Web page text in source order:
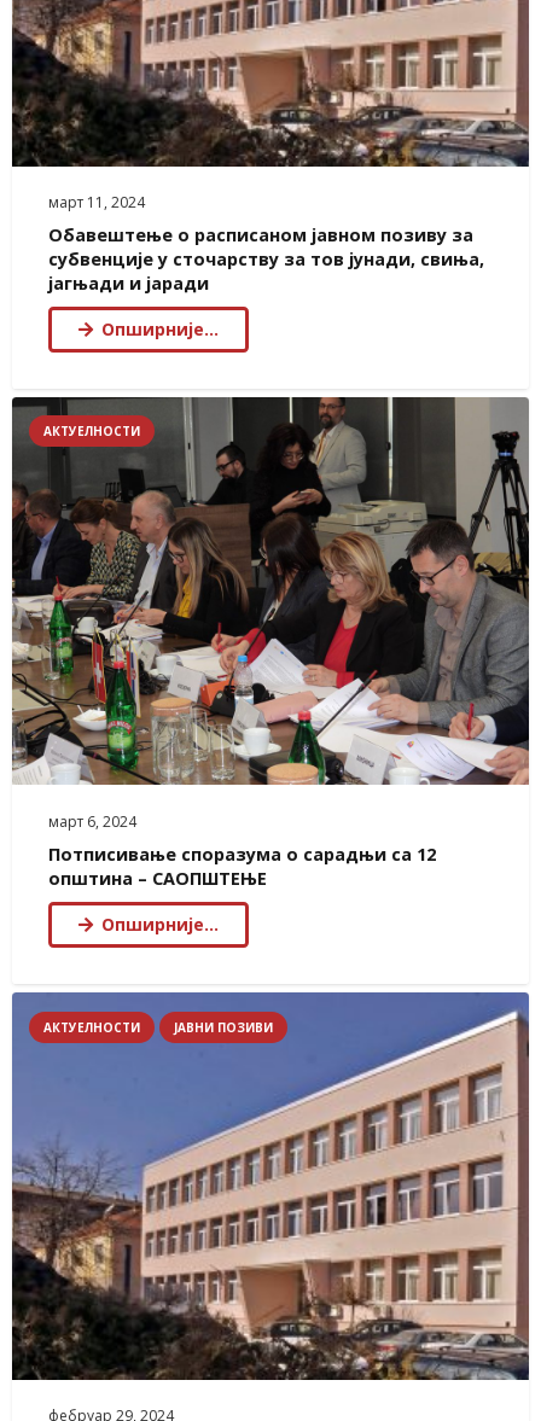
март 11, 2024
Обавештење о расписаном јавном позиву за
субвенције у сточарству за тов јунади, свиња,
јагњади и јаради
Опширније…
АКТУЕЛНОСТИ
март 6, 2024
Потписивање споразума о сарадњи са 12
општина – САОПШТЕЊЕ
Опширније…
АКТУЕЛНОСТИ ЈАВНИ ПОЗИВИ
фебруар 29, 2024